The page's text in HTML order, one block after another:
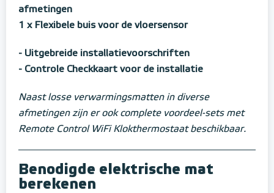
afmetingen
1 x Flexibele buis voor de vloersensor
- Uitgebreide installatievoorschriften
- Controle Checkkaart voor de installatie
Naast losse verwarmingsmatten in diverse
afmetingen zijn er ook complete voordeel-sets met
Remote Control WiFi Klokthermostaat beschikbaar.
Benodigde elektrische mat
berekenen